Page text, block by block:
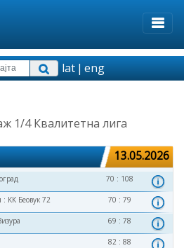
lat|eng
1/4 Квалитетна лига
13.05.2026
70 : 108
: КК Беовук 72 70 : 79
69 : 78
82 : 88